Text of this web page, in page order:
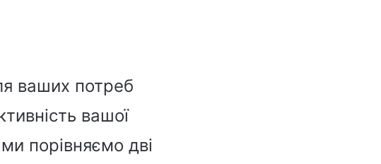
ваших потреб
вашої
порівняємо дві